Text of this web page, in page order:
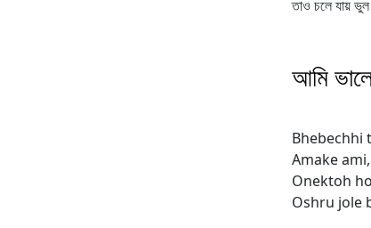
তাও চলে যায় ভুল
আমি
Bhebechhi
Amake
Onektoh
Oshru jole